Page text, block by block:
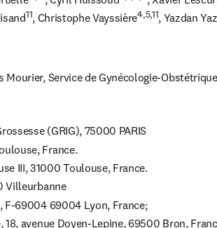
11, Christophe Vayssière4,5,11, Yazdan
Service de Gynécologie-
. Univ. Lyon, University Claude Bernard Lyon 1, 69100 Villeurbanne
. Hospices Civils de Lyon, Hôpital de la Croix-Rousse, F-69004 69004 Lyon, France;